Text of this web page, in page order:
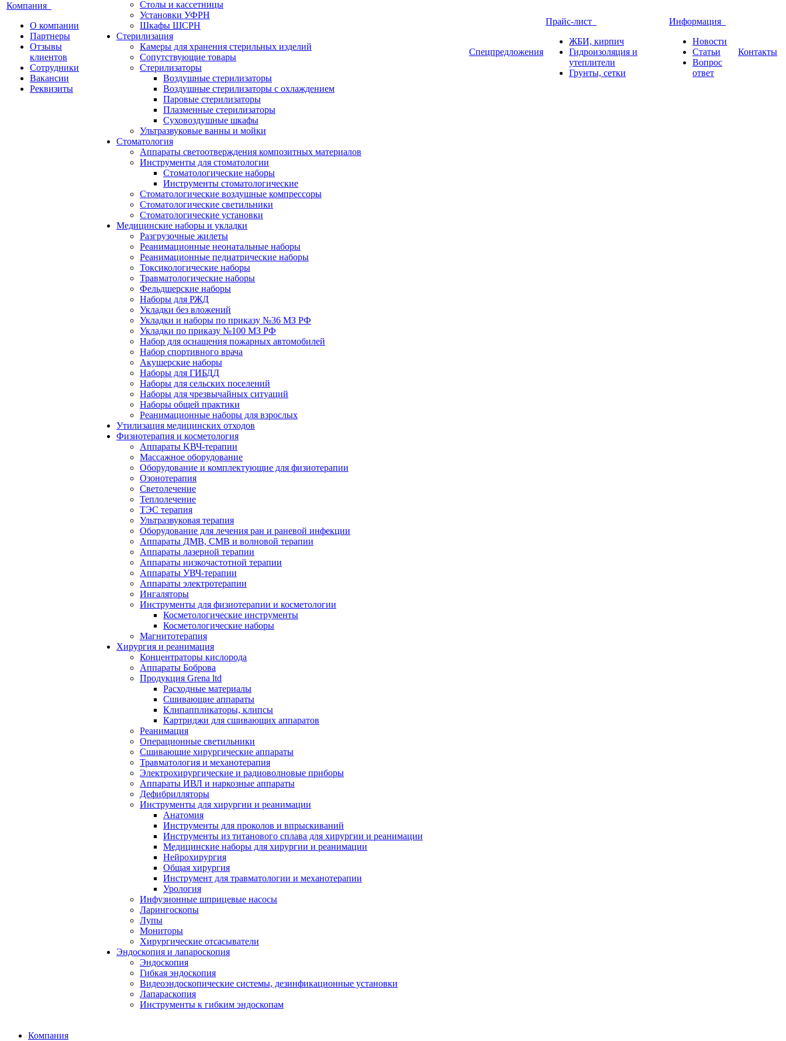
Компания
О компании
Партнеры
Отзывы
клиентов
Сотрудники
Вакансии
Реквизиты
Столы и кассетницы
Установки УФРН
Шкафы ШСРН
Стерилизация
Камеры для хранения стерильных изделий
Сопутствующие товары
Стерилизаторы
Воздушные стерилизаторы
Воздушные стерилизаторы с охлаждением
Паровые стерилизаторы
Плазменные стерилизаторы
Суховоздушные шкафы
Ультразвуковые ванны и мойки
Стоматология
Аппараты светоотверждения композитных материалов
Инструменты для стоматологии
Стоматологические наборы
Инструменты стоматологические
Стоматологические воздушные компрессоры
Стоматологические светильники
Стоматологические установки
Медицинские наборы и укладки
Разгрузочные жилеты
Реанимационные неонатальные наборы
Реанимационные педиатрические наборы
Токсикологические наборы
Травматологические наборы
Фельдшерские наборы
Наборы для РЖД
Укладки без вложений
Укладки и наборы по приказу №36 МЗ РФ
Укладки по приказу №100 МЗ РФ
Набор для оснащения пожарных автомобилей
Набор спортивного врача
Акушерские наборы
Наборы для ГИБДД
Наборы для сельских поселений
Наборы для чрезвычайных ситуаций
Наборы общей практики
Реанимационные наборы для взрослых
Утилизация медицинских отходов
Физиотерапия и косметология
Аппараты KВЧ-терапии
Массажное оборудование
Оборудование и комплектующие для физиотерапии
Озонотерапия
Светолечение
Теплолечение
ТЭС терапия
Ультразвуковая терапия
Оборудование для лечения ран и раневой инфекции
Аппараты ДМВ, СМВ и волновой терапии
Аппараты лазерной терапии
Аппараты низкочастотной терапии
Аппараты УВЧ-терапии
Аппараты электротерапии
Ингаляторы
Инструменты для физиотерапии и косметологии
Косметологические инструменты
Косметологические наборы
Магнитотерапия
Хирургия и реанимация
Концентраторы кислорода
Аппараты Боброва
Продукция Grena ltd
Расходные материалы
Сшивающие аппараты
Клипаппликаторы, клипсы
Картриджи для сшивающих аппаратов
Реанимация
Операционные светильники
Сшивающие хирургические аппараты
Травматология и механотерапия
Электрохирургические и радиоволновые приборы
Аппараты ИВЛ и наркозные аппараты
Дефибрилляторы
Инструменты для хирургии и реанимации
Анатомия
Инструменты для проколов и впрыскиваний
Инструменты из титанового сплава для хирургии и реанимации
Медицинские наборы для хирургии и реанимации
Нейрохирургия
Общая хирургия
Инструмент для травматологии и механотерапии
Урология
Инфузионные шприцевые насосы
Ларингоскопы
Лупы
Мониторы
Хирургические отсасыватели
Эндоскопия и лапароскопия
Эндоскопия
Гибкая эндоскопия
Видеоэндоскопические системы, дезинфикационные установки
Лапараскопия
Инструменты к гибким эндоскопам
Спецпредложения
Прайс-лист
ЖБИ, кирпич
Гидроизоляция и
утеплители
Грунты, сетки
Информация
Новости
Статьи
Вопрос
ответ
Контакты
Компания